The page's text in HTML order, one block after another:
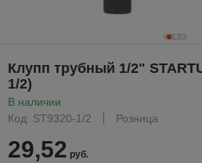
Клупп трубный 1/2"
1/2)
В наличии
Код: ST9320-1/2
Розница
29,52 руб.